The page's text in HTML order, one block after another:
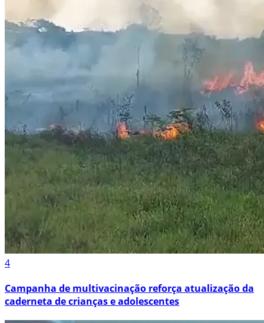
4
Campanha de multivacinação reforça atualização da
caderneta de crianças e adolescentes